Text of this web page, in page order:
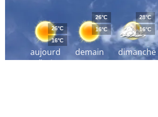
aujourd
´hui
26°C
16°C
demain
26°C
16°C
dimanche
28°C
16°C